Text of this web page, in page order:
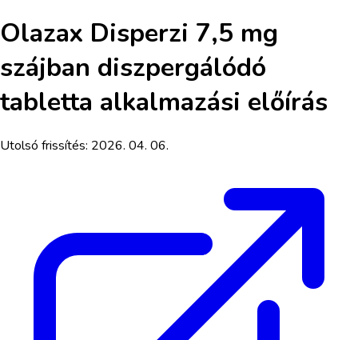
Olazax Disperzi 7,5 mg
szájban diszpergálódó
tabletta alkalmazási előírás
Utolsó frissítés: 2026. 04. 06.